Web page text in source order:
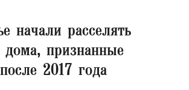
РФ
крае
начали расселять
признанные
2017 года